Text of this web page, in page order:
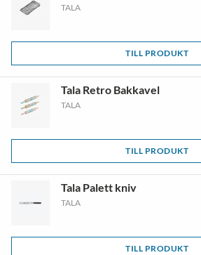
TALA
TILL PRODUKT
Tala Retro Bakkavel
TALA
TILL PRODUKT
Tala Palett kniv
TALA
TILL PRODUKT